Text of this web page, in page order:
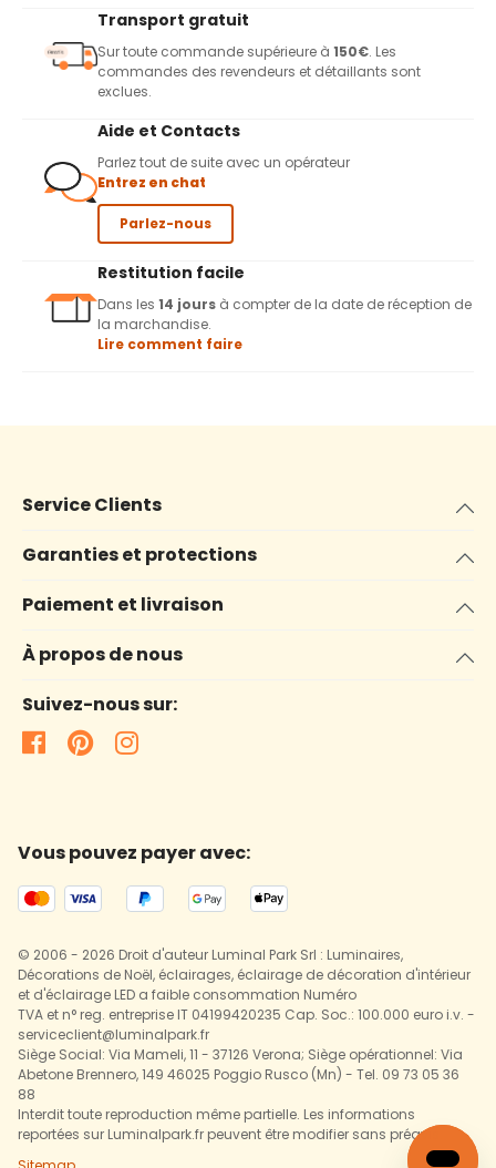
Transport gratuit
Sur toute commande supérieure à 150€. Les
commandes des revendeurs et détaillants sont
exclues.
Aide et Contacts
Parlez tout de suite avec un opérateur
Entrez en chat
Parlez-nous
Restitution facile
Dans les 14 jours à compter de la date de réception de
la marchandise.
Lire comment faire
Service Clients
Garanties et protections
Paiement et livraison
À propos de nous
Suivez-nous sur:
Vous pouvez payer avec:
© 2006 - 2026 Droit d'auteur Luminal Park Srl : Luminaires,
Décorations de Noël, éclairages, éclairage de décoration d'intérieur
et d'éclairage LED a faible consommation Numéro
TVA et n° reg. entreprise IT 04199420235 Cap. Soc.: 100.000 euro i.v. -
serviceclient@luminalpark.fr
Siège Social: Via Mameli, 11 - 37126 Verona; Siège opérationnel: Via
Abetone Brennero, 149 46025 Poggio Rusco (Mn) - Tel. 09 73 05 36
88
Interdit toute reproduction même partielle. Les informations
reportées sur Luminalpark.fr peuvent être modifier sans préavis.